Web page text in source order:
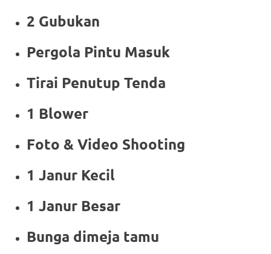
2 Gubukan
Pergola Pintu Masuk
Tirai Penutup Tenda
1 Blower
Foto & Video Shooting
1 Janur Kecil
1 Janur Besar
Bunga dimeja tamu